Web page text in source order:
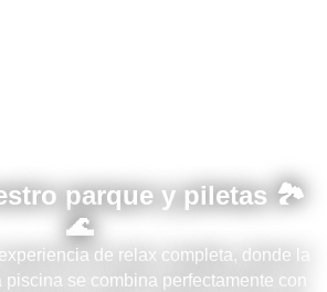
parque y piletas 🏞️
🌊
de relax completa, donde la
piscina se combina perfectamente con